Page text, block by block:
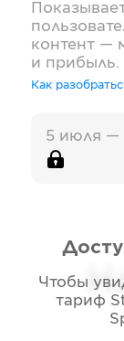
контент —
и прибыль.
Как
5 июля —
Чтобы
тариф